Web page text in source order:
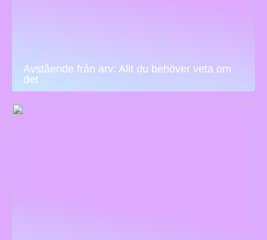
Avstående från arv: Allt du behöver veta om
det